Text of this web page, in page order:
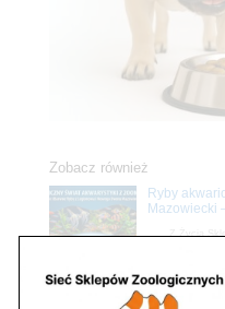
Zobacz również
Z Życia
Ryby
Mazowiecki
Stwórz
rośliny
Nowy Dwór